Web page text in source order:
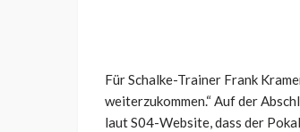
Für Schalke-Trainer Frank
weiterzukommen.“ Auf der
laut S04-Website, dass der